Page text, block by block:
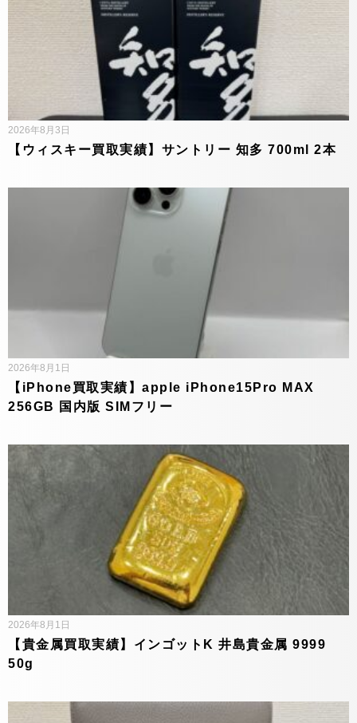
【ウィスキー買取実績】サントリー 知多 700ml 2本
2026年8月3日
【iPhone買取実績】apple iPhone15Pro MAX
256GB 国内版 SIMフリー
2026年8月1日
【貴金属買取実績】インゴットK 井島貴金属 9999
50g
2026年8月1日